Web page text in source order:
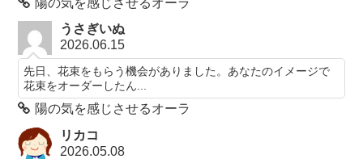
うさぎいぬ
2026.06.15
先日、花束をもらう機会がありました。あなたのイメージで
花束をオーダーしたん...
陽の気を感じさせるオーラ
リカコ
2026.05.08